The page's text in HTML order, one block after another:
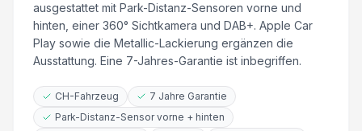
ausgestattet mit Park-Distanz-Sensoren vorne und
hinten, einer 360° Sichtkamera und DAB+. Apple Car
Play sowie die Metallic-Lackierung ergänzen die
Ausstattung. Eine 7-Jahres-Garantie ist inbegriffen.
CH-Fahrzeug
7 Jahre Garantie
Park-Distanz-Sensor vorne + hinten